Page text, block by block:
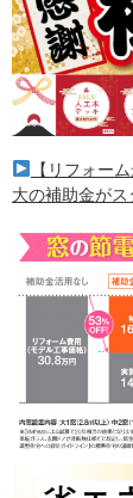
【リフォー
大の補助金がス